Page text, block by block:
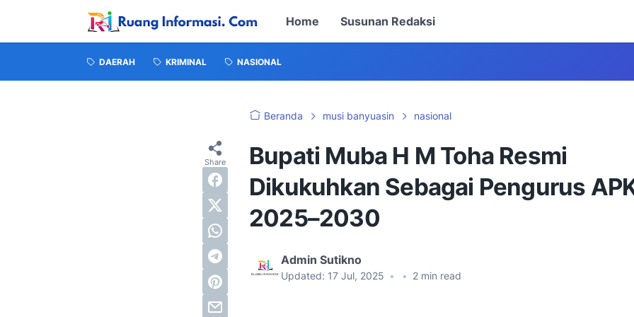
Home Susunan Redaksi
DAERAH KRIMINAL NASIONAL
Beranda musi banyuasin nasional
Bupati Muba H M Toha Resmi
Dikukuhkan Sebagai Pengurus
2025–2030
Admin Sutikno
Updated: 17 Jul, 2025 • • 2 min read